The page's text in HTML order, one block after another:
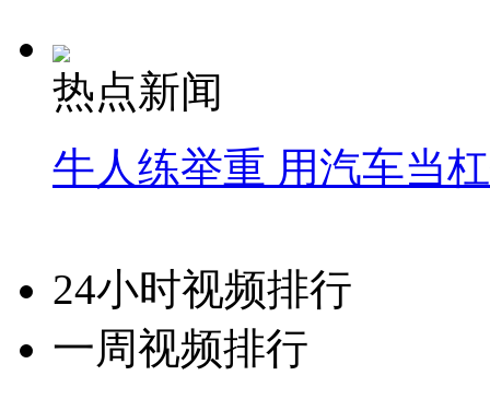
热点新闻
牛人练举重 用汽车当
24小时视频排行
一周视频排行